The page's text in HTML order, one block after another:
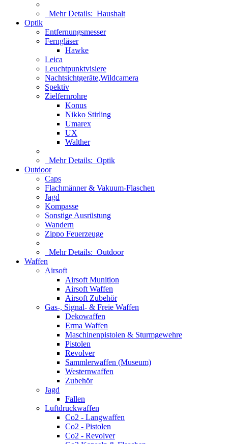
Mehr Details: Haushalt
Optik
Entfernungsmesser
Ferngläser
Hawke
Leica
Leuchtpunktvisiere
Nachtsichtgeräte,Wildcamera
Spektiv
Zielfernrohre
Konus
Nikko Stirling
Umarex
UX
Walther
Mehr Details: Optik
Outdoor
Caps
Flachmänner & Vakuum-Flaschen
Jagd
Kompasse
Sonstige Ausrüstung
Wandern
Zippo Feuerzeuge
Mehr Details: Outdoor
Waffen
Airsoft
Airsoft Munition
Airsoft Waffen
Airsoft Zubehör
Gas-, Signal- & Freie Waffen
Dekowaffen
Erma Waffen
Maschinenpistolen & Sturmgewehre
Pistolen
Revolver
Sammlerwaffen (Museum)
Westernwaffen
Zubehör
Jagd
Fallen
Luftdruckwaffen
Co2 - Langwaffen
Co2 - Pistolen
Co2 - Revolver